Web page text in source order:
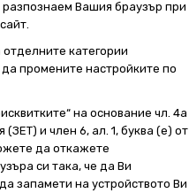
разпознаем Вашия браузър при
отделните категории
да промените настройките по
на основание чл. 4а
и член 6, ал. 1, буква (е) от
да откажете
си така, че да Ви
запамети на устройството Ви